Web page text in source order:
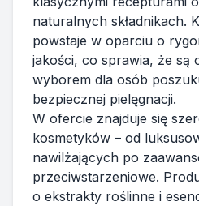
naturalnych składnikach.
powstaje w oparciu o
jakości, co sprawia, że są
wyborem dla osób
bezpiecznej pielęgnacji.
W ofercie znajduje się
kosmetyków – od
nawilżających po
przeciwstarzeniowe.
o ekstrakty roślinne i